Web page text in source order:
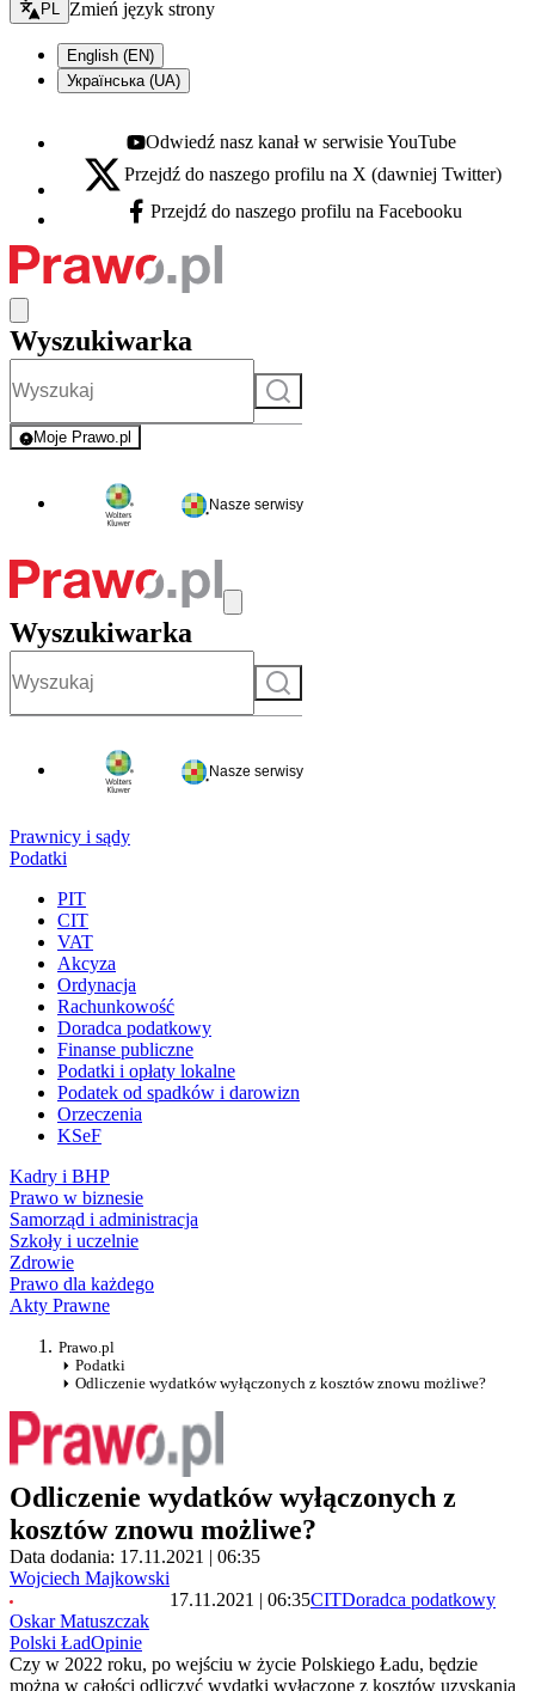
Zmień język - bieżący:
PL Zmień język strony
English (EN)
Українська (UA)
Youtube - otwiera się w nowej karcie
Odwiedź nasz kanał w serwisie YouTube
X - otwiera się w nowej karcie
Przejdź do naszego profilu na X (dawniej Twitter)
Facebook - otwiera się w nowej karcie
Przejdź do naszego profilu na Facebooku
Wyszukiwarka
Szukaj
Moje Prawo.pl
- rejestracja i logowanie do serwisu
Nasze serwisy
Wyszukiwarka
Szukaj
Nasze serwisy
Prawnicy i sądy
Podatki
PIT
CIT
VAT
Akcyza
Ordynacja
Rachunkowość
Doradca podatkowy
Finanse publiczne
Podatki i opłaty lokalne
Podatek od spadków i darowizn
Orzeczenia
KSeF
Kadry i BHP
Prawo w biznesie
Samorząd i administracja
Szkoły i uczelnie
Zdrowie
Prawo dla każdego
Akty Prawne
Prawo.pl
Podatki
Odliczenie wydatków wyłączonych z kosztów znowu możliwe?
Odliczenie wydatków wyłączonych z
kosztów znowu możliwe?
Data dodania: 17.11.2021 | 06:35
Wojciech Majkowski
Oskar Matuszczak
17.11.2021 | 06:35CITDoradca podatkowy
Polski ŁadOpinie
Czy w 2022 roku, po wejściu w życie Polskiego Ładu, będzie
można w całości odliczyć wydatki wyłączone z kosztów uzyskania